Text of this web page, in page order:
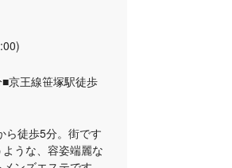
京王線笹塚駅徒歩
ら徒歩5分。街です
うな、容姿端麗な